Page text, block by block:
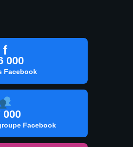
f
000
Facebook
000
Facebook